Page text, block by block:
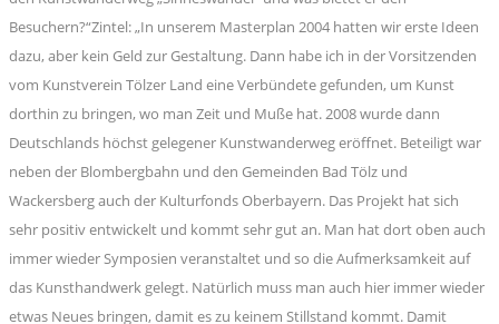
Besuchern?“Zintel: „In unserem Masterplan 2004 hatten wir erste Ideen
dazu, aber kein Geld zur Gestaltung. Dann habe ich in der Vorsitzenden
vom Kunstverein Tölzer Land eine Verbündete gefunden, um Kunst
dorthin zu bringen, wo man Zeit und Muße hat. 2008 wurde dann
Deutschlands höchst gelegener Kunstwanderweg eröffnet. Beteiligt war
neben der Blombergbahn und den Gemeinden Bad Tölz und
Wackersberg auch der Kulturfonds Oberbayern. Das Projekt hat sich
sehr positiv entwickelt und kommt sehr gut an. Man hat dort oben auch
immer wieder Symposien veranstaltet und so die Aufmerksamkeit auf
das Kunsthandwerk gelegt. Natürlich muss man auch hier immer wieder
etwas Neues bringen, damit es zu keinem Stillstand kommt. Damit